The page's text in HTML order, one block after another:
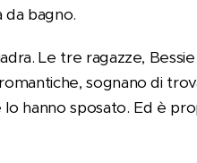
bagno.
Le tre ragazze,
sognano di
hanno sposato. Ed è